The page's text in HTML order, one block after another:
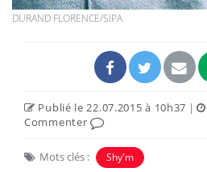
DURAND FLORENCE/SIPA
Publié le 22.07.2015 à 10h37 |
Commenter
Mots clés : Shy'm